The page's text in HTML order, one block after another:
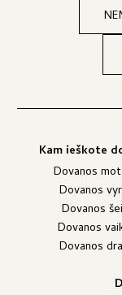
Kam ieškote
Dovanos
Dovanos
Dovanos
Dovanos
Dovanos